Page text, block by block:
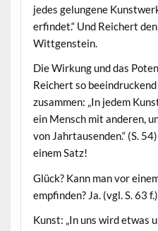
jedes gelungene
erfindet.“ Und Reichert
Wittgenstein.
Die Wirkung und das
Reichert so
zusammen: „In jedem
ein Mensch mit anderen,
von Jahrtausenden.“ (S.
einem Satz!
Glück? Kann man vor
empfinden? Ja. (vgl. S. 63 f.)
Kunst: „In uns wird etwas